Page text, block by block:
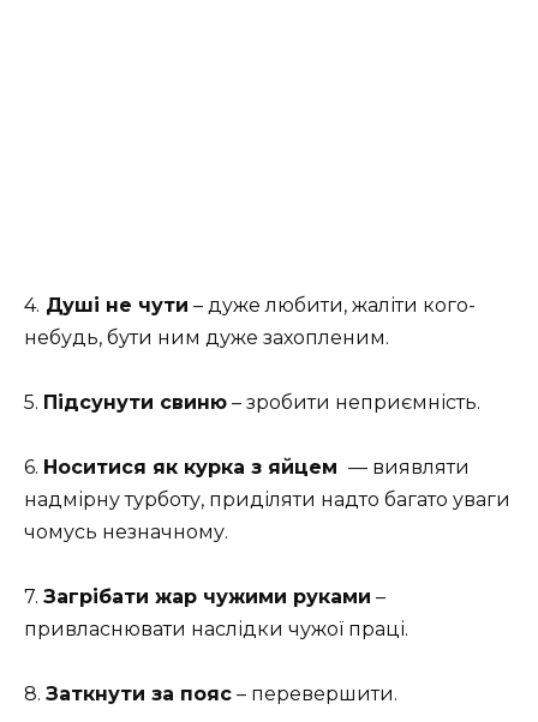
4. Душі не чути – дуже любити, жаліти кого-
небудь, бути ним дуже захопленим.
5. Підсунути свиню – зробити неприємність.
6. Носитися як курка з яйцем — виявляти
надмірну турботу, приділяти надто багато уваги
чомусь незначному.
7. Загрібати жар чужими руками –
привласнювати наслідки чужої праці.
8. Заткнути за пояс – перевершити.